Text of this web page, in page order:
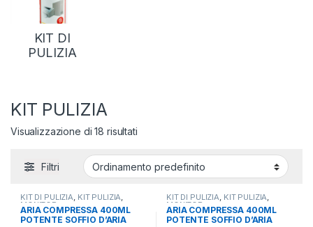
KIT DI
PULIZIA
KIT PULIZIA
Visualizzazione di 18 risultati
Filtri
KIT DI PULIZIA, KIT PULIZIA,
MONITOR
ARIA COMPRESSA 400ML
POTENTE SOFFIO D’ARIA
KIT DI PULIZIA, KIT PULIZIA,
MONITOR
ARIA COMPRESSA 400ML
POTENTE SOFFIO D’ARIA